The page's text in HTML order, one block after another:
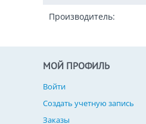
Производитель:
МОЙ ПРОФИЛЬ
Войти
Создать учетную запись
Заказы